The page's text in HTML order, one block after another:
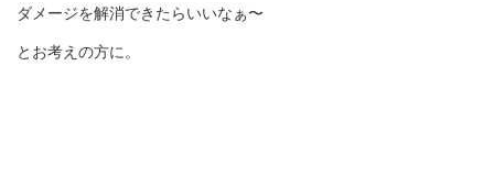
ダメージを解消できたらいいなぁ〜
とお考えの方に。